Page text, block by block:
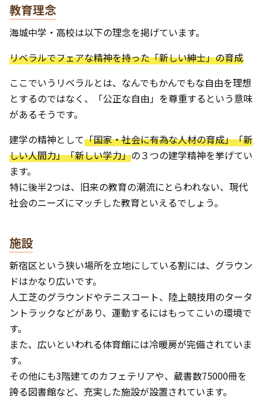
教育理念
海城中学・高校は以下の理念を掲げています。
リベラルでフェアな精神を持った「新しい紳士」の育成
ここでいうリベラルとは、なんでもかんでもな自由を理想
とするのではなく、「公正な自由」を尊重するという意味
があるそうです。
建学の精神として「国家・社会に有為な人材の育成」「新
しい人間力」「新しい学力」の３つの建学精神を挙げてい
ます。
特に後半2つは、旧来の教育の潮流にとらわれない、現代
社会のニーズにマッチした教育といえるでしょう。
施設
新宿区という狭い場所を立地にしている割には、グラウン
ドはかなり広いです。
人工芝のグラウンドやテニスコート、陸上競技用のタータ
ントラックなどがあり、運動するにはもってこいの環境で
す。
また、広いといわれる体育館には冷暖房が完備されていま
す。
その他にも3階建てのカフェテリアや、蔵書数75000冊を
誇る図書館など、充実した施設が設置されています。